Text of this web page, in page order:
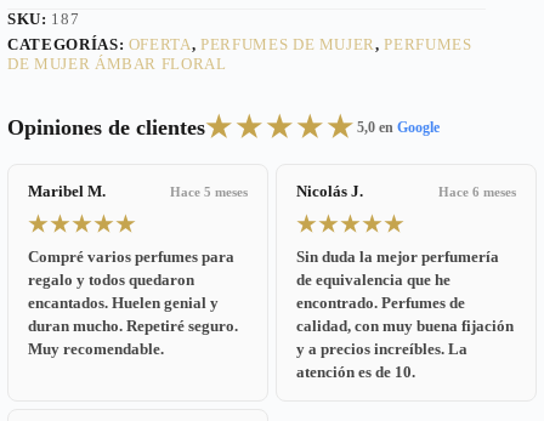
SKU: 187
CATEGORÍAS: OFERTA,PERFUMES DE MUJER,PERFUMES
DE MUJER ÁMBAR FLORAL
Opiniones de clientes★★★★★ 5,0 en Google
Maribel M. Hace 5 meses
★★★★★
Compré varios perfumes para
regalo y todos quedaron
encantados. Huelen genial y
duran mucho. Repetiré seguro.
Muy recomendable.
Nicolás J. Hace 6 meses
★★★★★
Sin duda la mejor perfumería
de equivalencia que he
encontrado. Perfumes de
calidad, con muy buena fijación
y a precios increíbles. La
atención es de 10.